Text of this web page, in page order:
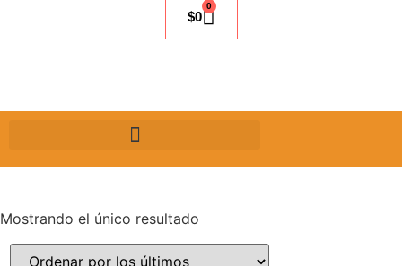
$0
0
Mostrando el único resultado